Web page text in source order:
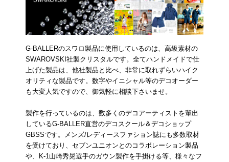
G-BALLERのスワロ製品に使用しているのは、高級素材の
SWAROVSKI社製クリスタルです。全てハンドメイドで仕
上げた製品は、他社製品と比べ、非常に取れずらいハイク
オリティな製品です。数字やイニシャル等のデコオーダー
も大変人気ですので、御気軽に相談下さいませ。
製作を行っているのは、数多くのデコアーティストを輩出
しているG-BALLER直営のデコスクール＆デコショップ
GBSSです。メンズ/レディースファション誌にも多数取材
を受けており、セブンユニオンとのコラボレーション製品
や、K-1山崎秀晃選手のガウン製作を手掛ける等、様々なフ